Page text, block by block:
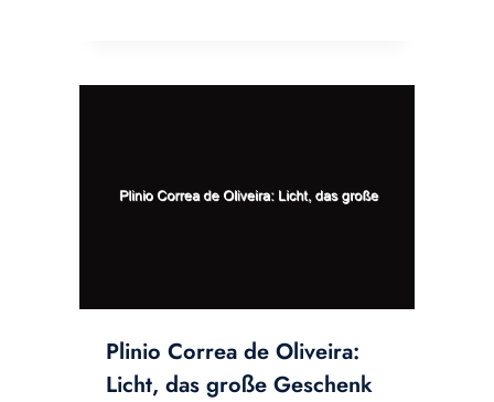
Plinio Correa de Oliveira:
Licht, das große Geschenk